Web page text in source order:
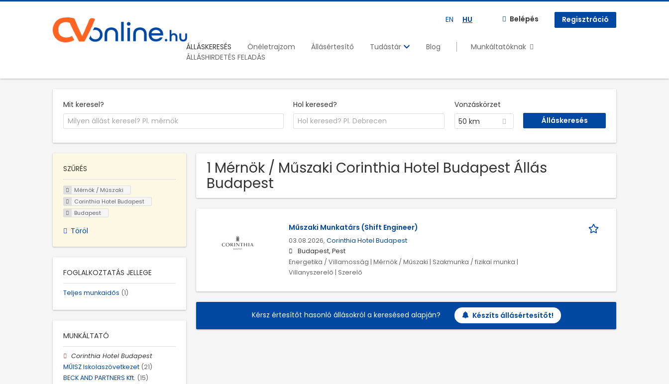
EN HU Belépés Regisztráció
ÁLLÁSKERESÉS Önéletrajzom Állásértesítő Tudástár Blog
Munkáltatóknak
ÁLLÁSHIRDETÉS FELADÁS
Mit keresel? Hol keresed?
Vonzáskörzet
50 km
1 Mérnök / Műszaki Corinthia Hotel Budapest Állás
Budapest
Műszaki Munkatárs (Shift Engineer)
03.08.2026, Corinthia Hotel Budapest
Budapest, Pest
Energetika / Villamosság | Mérnök / Műszaki | Szakmunka / fizikai munka |
Villanyszerelő | Szerelő
Kérsz értesítőt hasonló állásokról a keresésed alapján? Készíts állásértesítőt!
SZŰRÉS
Mérnök / Műszaki
Corinthia Hotel Budapest
Budapest
Töröl
FOGLALKOZTATÁS JELLEGE
Teljes munkaidős (1)
MUNKÁLTATÓ
Corinthia Hotel Budapest
MŰISZ Iskolaszövetkezet (21)
BECK AND PARTNERS Kft. (15)